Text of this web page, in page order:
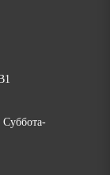
Суббота-